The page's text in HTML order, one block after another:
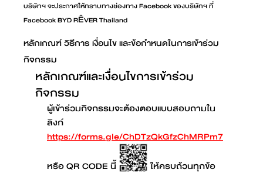
บริษัทฯ จะประกาศให้ทราบทางช่องทาง Facebook ของบริษัทฯ ที่
Facebook BYD RÊVER Thailand
หลักเกณฑ์ วิธีการ เงื่อนไข และข้อกำหนดในการเข้าร่วม
กิจกรรม
หลักเกณฑ์และเงื่อนไขการเข้าร่วม
กิจกรรม
ผู้เข้าร่วมกิจกรรมจะต้องตอบแบบสอบถามใน
ลิงก์
https://forms.gle/ChDTzQkGfzChMRPm7
หรือ QR CODE นี้
ให้ครบถ้วนทุกข้อ